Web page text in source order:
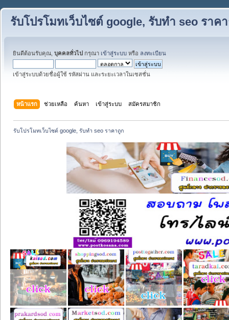
รับโปรโมทเว็บไซต์ google, รับทำ seo ราค
ยินดีต้อนรับคุณ, บุคคลทั่วไป กรุณา เข้าสู่ระบบ หรือ ลงทะเบียน
เข้าสู่ระบบด้วยชื่อผู้ใช้ รหัสผ่าน และระยะเวลาในเซสชั่น
หน้าแรก ช่วยเหลือ ค้นหา เข้าสู่ระบบ สมัครสมาชิก
รับโปรโมทเว็บไซต์ google, รับทำ seo ราคาถูก